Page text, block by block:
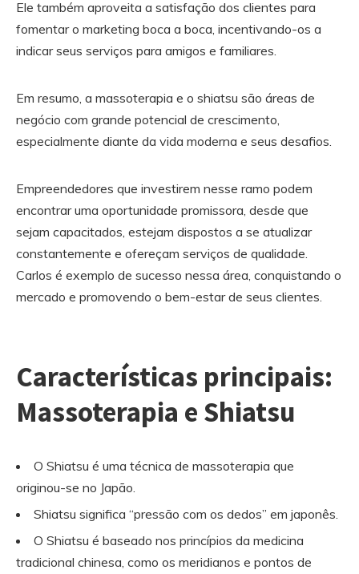
Ele também aproveita a satisfação dos clientes para
fomentar o marketing boca a boca, incentivando-os a
indicar seus serviços para amigos e familiares.
Em resumo, a massoterapia e o shiatsu são áreas de
negócio com grande potencial de crescimento,
especialmente diante da vida moderna e seus desafios.
Empreendedores que investirem nesse ramo podem
encontrar uma oportunidade promissora, desde que
sejam capacitados, estejam dispostos a se atualizar
constantemente e ofereçam serviços de qualidade.
Carlos é exemplo de sucesso nessa área, conquistando o
mercado e promovendo o bem-estar de seus clientes.
Características principais:
Massoterapia e Shiatsu
O Shiatsu é uma técnica de massoterapia que
originou-se no Japão.
Shiatsu significa “pressão com os dedos” em japonês.
O Shiatsu é baseado nos princípios da medicina
tradicional chinesa, como os meridianos e pontos de